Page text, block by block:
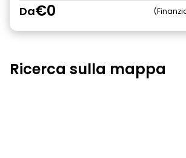
Da€0
Ricerca sulla mappa